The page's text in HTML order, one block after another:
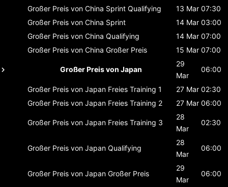
Großer Preis von China Sprint Qualifying 13 Mar 07:30
Großer Preis von China Sprint 14 Mar 03:00
Großer Preis von China Qualifying 14 Mar 07:00
Großer Preis von China Großer Preis 15 Mar 07:00
Großer Preis von Japan
29
Mar
06:00
Großer Preis von Japan Freies Training 1 27 Mar 02:30
Großer Preis von Japan Freies Training 2 27 Mar 06:00
Großer Preis von Japan Freies Training 3
28
Mar
02:30
Großer Preis von Japan Qualifying
28
Mar
06:00
Großer Preis von Japan Großer Preis
29
Mar
06:00